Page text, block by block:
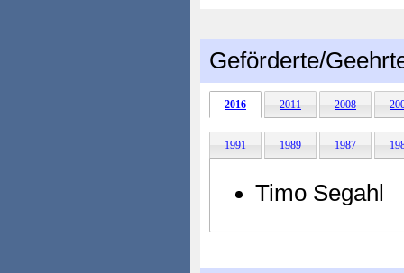
Geförderte/
2016 2011 2008
1991 1989 1987
Timo Segahl